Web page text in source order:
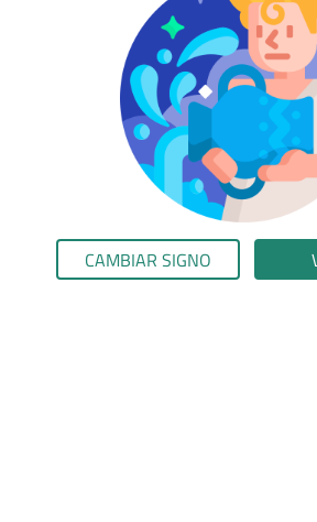
CAMBIAR SIGNO